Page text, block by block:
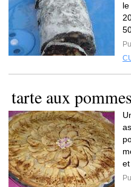
tarte aux pommes
et